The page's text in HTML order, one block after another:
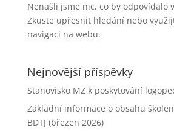
Nenašli jsme nic, co by odpovídalo
Zkuste upřesnit hledání nebo
navigaci na webu.
Nejnovější příspěvky
Stanovisko MZ k poskytování
Základní informace o obsahu
BDTJ (březen 2026)